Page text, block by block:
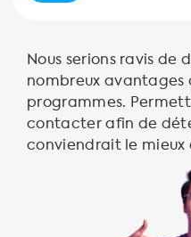
Nous serions ravis de
nombreux avantages
programmes.
contacter afin de
conviendrait le mieux